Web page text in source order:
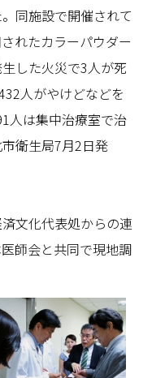
同施設で開催されて
れたカラーパウダー
した火災で3人が死
人がやけどなどを
人は集中治療室で治
衛生局7月2日発
文化代表処からの連
師会と共同で現地調